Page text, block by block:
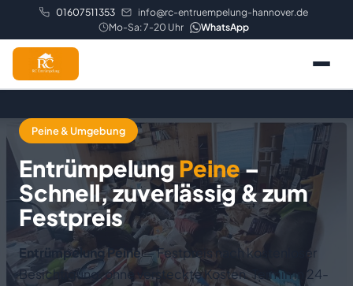
01607511353
info@rc-entruempelung-hannover.de
Mo-Sa: 7-20 Uhr
WhatsApp
Entrümpelung & Auflösungen
Entrümpelung
Haushaltauflösung
Wohnungsauflösung
Entsorgung & Recycling
Schrottabholung
Laminat-Entsorgung
Abriss & Sanierung
Entkernung
Transport & Spezial
Peine & Umgebung
EntrümpelungPeine–
Schnell, zuverlässig & zum
Festpreis
Entrümpelung Peine— Festpreis nach kostenloser
Besichtigung, ohne versteckte Kosten. Termin in 24-